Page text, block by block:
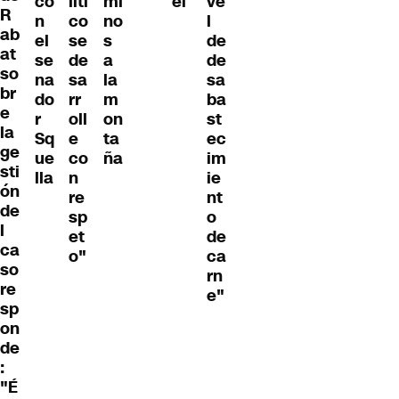
R
ab
at
so
br
e
la
ge
sti
ón
de
l
ca
so
re
sp
on
de
:
"É
n
el
se
na
do
r
Sq
ue
lla
co
se
de
sa
rr
oll
e
co
n
re
sp
et
o"
no
s
a
la
m
on
ta
ña
l
de
de
sa
ba
st
ec
im
ie
nt
o
de
ca
rn
e"